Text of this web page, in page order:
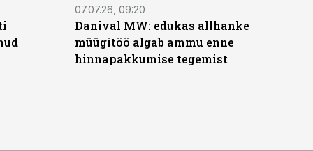
07.07.26, 09:20
Danival MW: edukas allhanke
müügitöö algab ammu enne
hinnapakkumise tegemist